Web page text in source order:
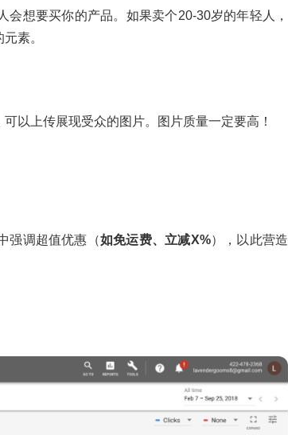
想要买你的产品。如果卖个20-30岁的年轻人，
素。
以上传展现受众的图片。图片质量一定要高！
强调超值优惠（如免运费、立减X%），以此营造